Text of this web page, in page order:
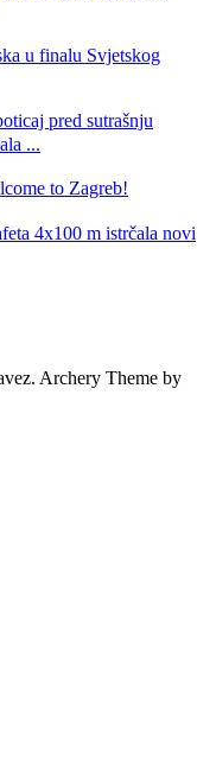
u finalu Svjetskog
pred sutrašnju
...
to Zagreb!
4x100 m istrčala novi
Archery Theme by